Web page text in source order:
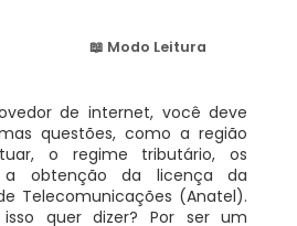
📖 Modo Leitura
de internet, você deve
questões, como a região
o regime tributário, os
a obtenção da licença da
Telecomunicações (Anatel).
quer dizer? Por ser um